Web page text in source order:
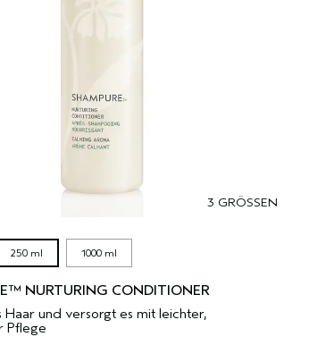
3 GRÖSSEN
250 ml 1000 ml
NURTURING CONDITIONER
Haar und versorgt es mit leichter,
Pflege